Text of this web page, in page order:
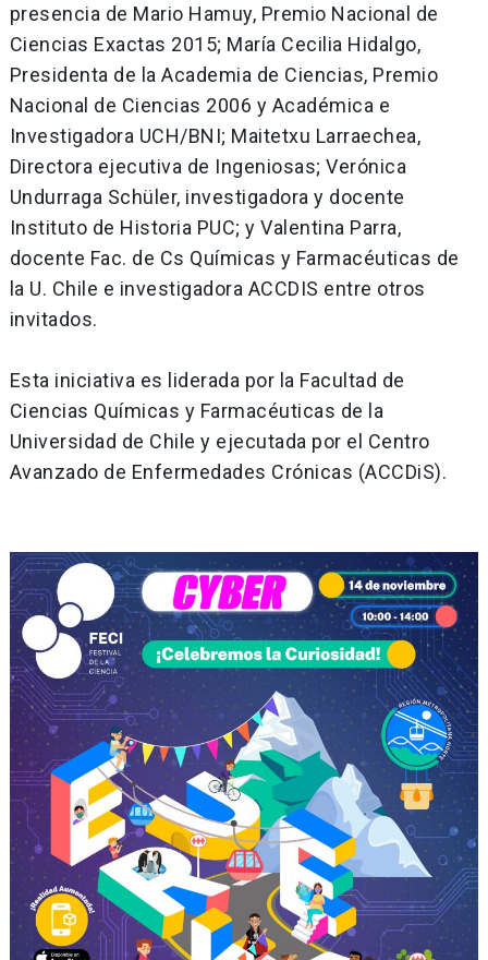
presencia de Mario Hamuy, Premio Nacional de
Ciencias Exactas 2015; María Cecilia Hidalgo,
Presidenta de la Academia de Ciencias, Premio
Nacional de Ciencias 2006 y Académica e
Investigadora UCH/BNI; Maitetxu Larraechea,
Directora ejecutiva de Ingeniosas; Verónica
Undurraga Schüler, investigadora y docente
Instituto de Historia PUC; y Valentina Parra,
docente Fac. de Cs Químicas y Farmacéuticas de
la U. Chile e investigadora ACCDIS entre otros
invitados.
Esta iniciativa es liderada por la Facultad de
Ciencias Químicas y Farmacéuticas de la
Universidad de Chile y ejecutada por el Centro
Avanzado de Enfermedades Crónicas (ACCDiS).